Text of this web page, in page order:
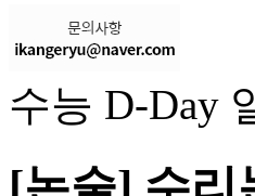
수능 D-Day